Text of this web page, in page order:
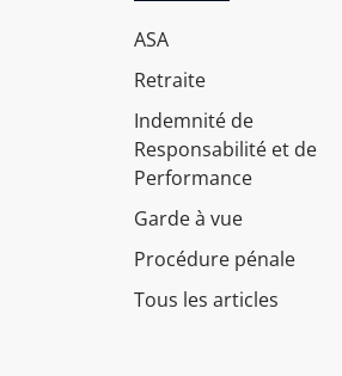
ASA
Retraite
Indemnité de
Responsabilité et de
Performance
Garde à vue
Procédure pénale
Tous les articles